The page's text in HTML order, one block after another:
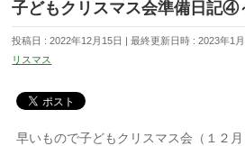
子どもクリスマス会準備日記④
投稿日 : 2022年12月15日 最終更新日時 : 2023年1
リスマス
早いもので子どもクリスマス会（１２